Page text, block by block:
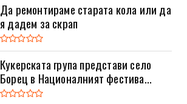
Да ремонтираме старата кола или да
я дадем за скрап
Кукерската група представи село
Борец в Националният фестива...